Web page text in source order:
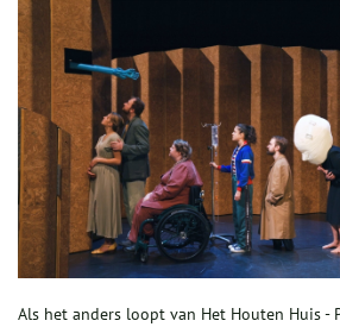
Als het anders loopt van Het Houten Huis -